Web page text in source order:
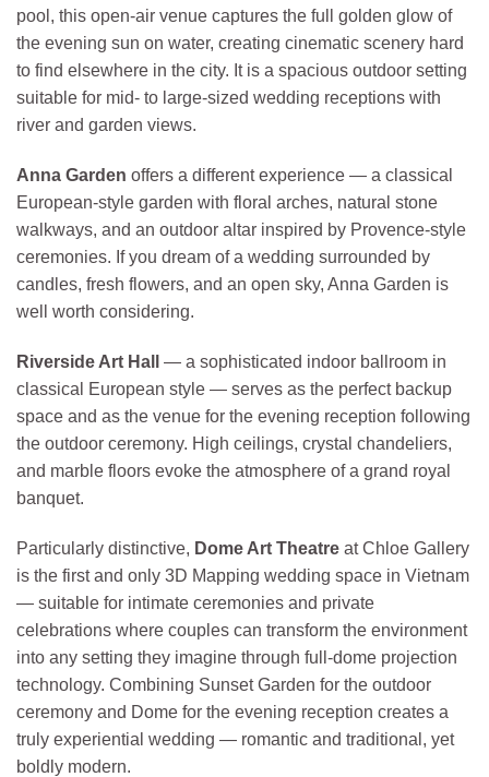
pool, this open-air venue captures the full golden glow of
the evening sun on water, creating cinematic scenery hard
to find elsewhere in the city. It is a spacious outdoor setting
suitable for mid- to large-sized wedding receptions with
river and garden views.
Anna Garden offers a different experience — a classical
European-style garden with floral arches, natural stone
walkways, and an outdoor altar inspired by Provence-style
ceremonies. If you dream of a wedding surrounded by
candles, fresh flowers, and an open sky, Anna Garden is
well worth considering.
Riverside Art Hall
— a sophisticated indoor ballroom in
classical European style — serves as the perfect backup
space and as the venue for the evening reception following
the outdoor ceremony. High ceilings, crystal chandeliers,
and marble floors evoke the atmosphere of a grand royal
banquet.
Particularly distinctive, Dome Art Theatre at Chloe Gallery
is the first and only 3D Mapping wedding space in Vietnam
— suitable for intimate ceremonies and private
celebrations where couples can transform the environment
into any setting they imagine through full-dome projection
technology. Combining Sunset Garden for the outdoor
ceremony and Dome for the evening reception creates a
truly experiential wedding — romantic and traditional, yet
boldly modern.